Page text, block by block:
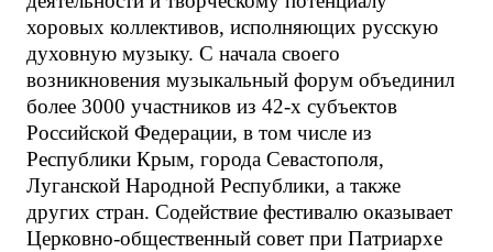
хоровых коллективов, исполняющих русскую
духовную музыку. С начала своего
возникновения музыкальный форум объединил
более 3000 участников из 42-х субъектов
Российской Федерации, в том числе из
Республики Крым, города Севастополя,
Луганской Народной Республики, а также
других стран. Содействие фестивалю оказывает
Церковно-общественный совет при Патриархе